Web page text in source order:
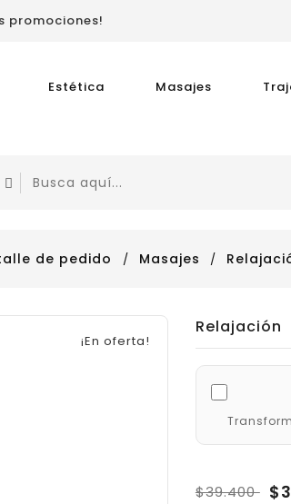
promociones!
Estética Masajes
de pedido Masajes
¡En oferta!
Relajación
$39.400